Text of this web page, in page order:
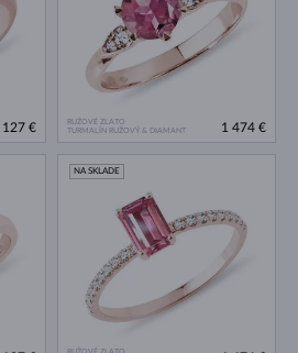
127 €
RUŽOVÉ ZLATO
TURMALÍN RUŽOVÝ & DIAMANT
1 474 €
NA SKLADE